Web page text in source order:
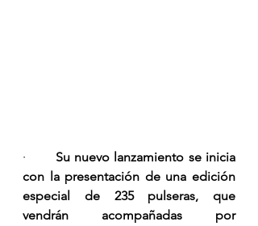
· Su nuevo lanzamiento se inicia
con la presentación de una edición
especial de 235 pulseras, que
vendrán acompañadas por